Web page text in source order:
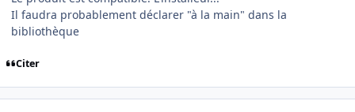
Il faudra probablement déclarer "à la main" dans la
bibliothèque
Citer